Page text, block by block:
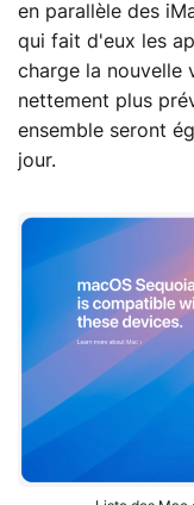
en parallèle des
qui fait d'eux les
charge la nouvelle
nettement plus
ensemble seront
jour.